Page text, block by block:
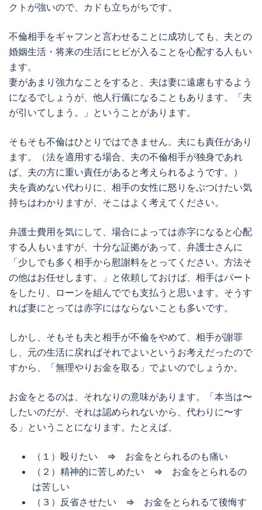
クトが強いので、カドも立ちがちです。
不倫相手をギャフンと言わせることに成功しても、夫との
婚姻生活・将来の生活にヒビが入ることを心配する人もい
ます。
妻があまり強力なことをすると、夫は妻に遠慮もするよう
になるでしょうが、他人行儀になることもあります。「夫
が引いてしまう。」ということがあります。
そもそも不倫はひとりではできません。夫にも責任があり
ます。（法を適用する場合、夫の不倫相手が独身であれ
ば、夫の方に重い責任があると考えられるようです。）
夫を責めない代わりに、相手の女性に怒りをぶつけたい気
持ちはわかりますが、そこはよく考えてください。
弁護士費用を気にして、場合によっては赤字になると心配
する人もいますが、十分な証拠があって、弁護士さんに
「少しでも多く相手から慰謝料をとってください。方法そ
の他はお任せします。」と依頼しておけば、 相手はパート
をしたり、ローンを組んででも支払うと思います。 そうす
れば妻にとっては赤字にはならないことも多いです。
しかし、そもそも夫と相手が不倫をやめて、相手が謝罪
し、元の生活に戻ればそれでよいというお考えだったので
すから、「無理やりお金を取る」でよいのでしょうか。
お金をとるのは、それなりの意味があります。「本当は〜
したいのだが、それは認められないから、代わりに〜す
る」ということになります。たとえば、
（１）殴りたい ⇒ お金をとられるのも痛い
（２）精神的に苦しめたい ⇒ お金をとられるの
は苦しい
（３）反省させたい ⇒ お金をとられるて後悔す